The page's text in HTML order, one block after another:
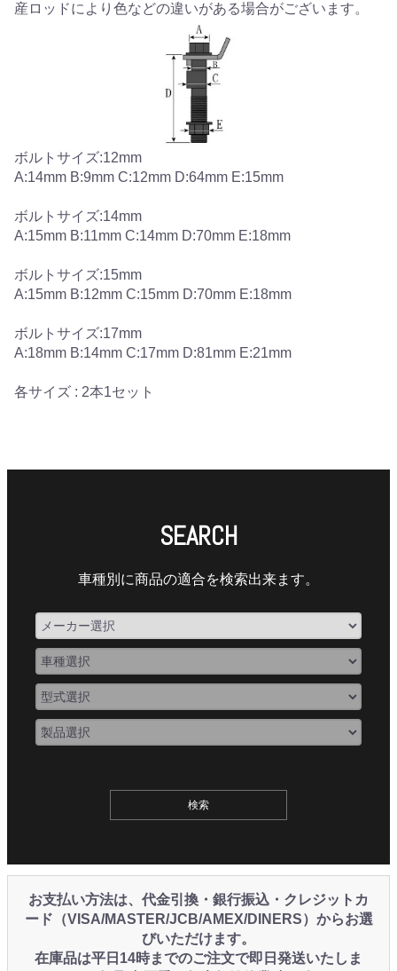
産ロッドにより色などの違いがある場合がございます。
ボルトサイズ:12mm
A:14mm B:9mm C:12mm D:64mm E:15mm
ボルトサイズ:14mm
A:15mm B:11mm C:14mm D:70mm E:18mm
ボルトサイズ:15mm
A:15mm B:12mm C:15mm D:70mm E:18mm
ボルトサイズ:17mm
A:18mm B:14mm C:17mm D:81mm E:21mm
各サイズ : 2本1セット
SEARCH
車種別に商品の適合を検索出来ます。
お支払い方法は、代金引換・銀行振込・クレジットカ
ード（VISA/MASTER/JCB/AMEX/DINERS）からお選
びいただけます。
在庫品は平日14時までのご注文で即日発送いたしま